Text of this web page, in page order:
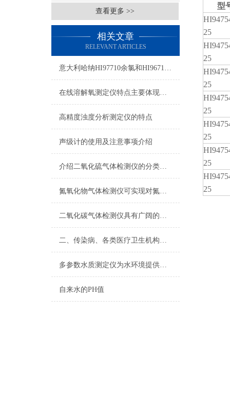
查看更多 >>
相关文章
RELEVANT ARTICLES
意大利哈纳HI97710余氯和HI96710余氯的区别
在线溶解氧测定仪特点主要体现在这几个方面
高精度浊度分析测定仪的特点
声级计的使用及注意事项介绍
介绍二氧化硫气体检测仪的分类和优势
氮氧化物气体检测仪可实现对氮氧化物排放的有效监控
二氧化碳气体检测仪具有广阔的应用市场
二、传染病、各类医疗卫生机构卫生监督快速检测设备方案
多参数水质测定仪为水环境提供了坚强有力的保障
自来水的PH值
型
25
25
25
25
25
25
25